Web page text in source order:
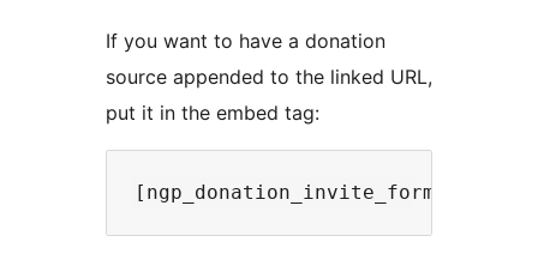
If you want to have a donation
source appended to the linked URL,
put it in the embed tag: